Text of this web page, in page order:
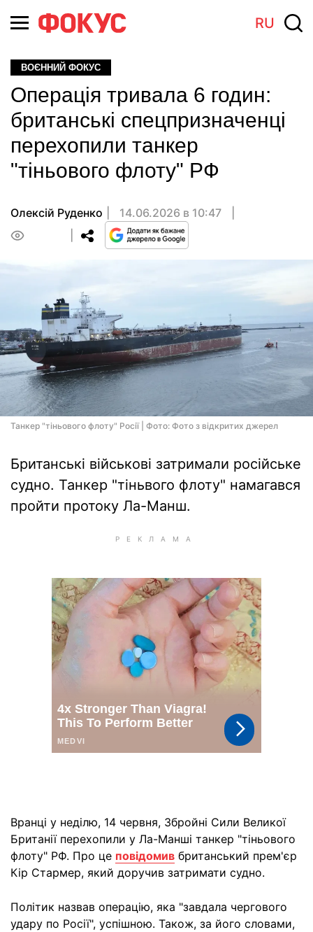
RU
ВОЄННИЙ ФОКУС
Операція тривала 6 годин:
британські спецпризначенці
перехопили танкер
"тіньового флоту" РФ
Олексій Руденко
14.06.2026 в 10:47
Танкер "тіньового флоту" Росії | Фото: Фото з відкритих джерел
Британські військові затримали російське
судно. Танкер "тіньвого флоту" намагався
пройти протоку Ла-Манш.
Вранці у неділю, 14 червня, Збройні Сили Великої
Британії перехопили у Ла-Манші танкер "тіньового
флоту" РФ. Про це повідомив британський прем'єр
Кір Стармер, який доручив затримати судно.
Політик назвав операцію, яка "завдала чергового
удару по Росії", успішною. Також, за його словами,